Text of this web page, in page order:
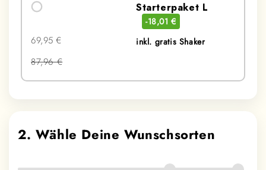
Starterpaket L
-18,01 €
inkl. gratis Shaker
69,95 €
87,96 €
2. Wähle Deine Wunschsorten